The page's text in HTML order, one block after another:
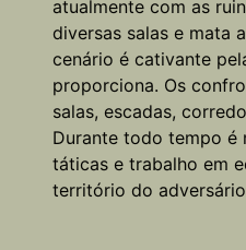
atualmente com as
diversas salas e mata
cenário é cativante
proporciona. Os
salas, escadas,
Durante todo tempo é
táticas e trabalho em
território do